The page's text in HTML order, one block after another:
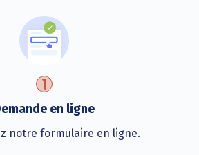
en ligne
notre formulaire en ligne.